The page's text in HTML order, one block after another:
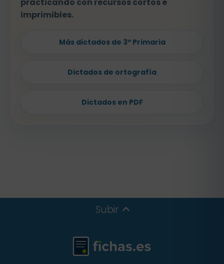
imprimibles.
Más dictados de 3º Primaria
Dictados de ortografía
Dictados en PDF
Subir